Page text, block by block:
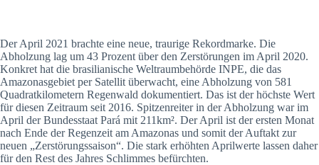
Der April 2021 brachte eine neue, traurige Rekordmarke. Die
Abholzung lag um 43 Prozent über den Zerstörungen im April 2020.
Konkret hat die brasilianische Weltraumbehörde INPE, die das
Amazonasgebiet per Satellit überwacht, eine Abholzung von 581
Quadratkilometern Regenwald dokumentiert. Das ist der höchste Wert
für diesen Zeitraum seit 2016. Spitzenreiter in der Abholzung war im
April der Bundesstaat Pará mit 211km². Der April ist der ersten Monat
nach Ende der Regenzeit am Amazonas und somit der Auftakt zur
neuen „Zerstörungssaison“. Die stark erhöhten Aprilwerte lassen daher
für den Rest des Jahres Schlimmes befürchten.